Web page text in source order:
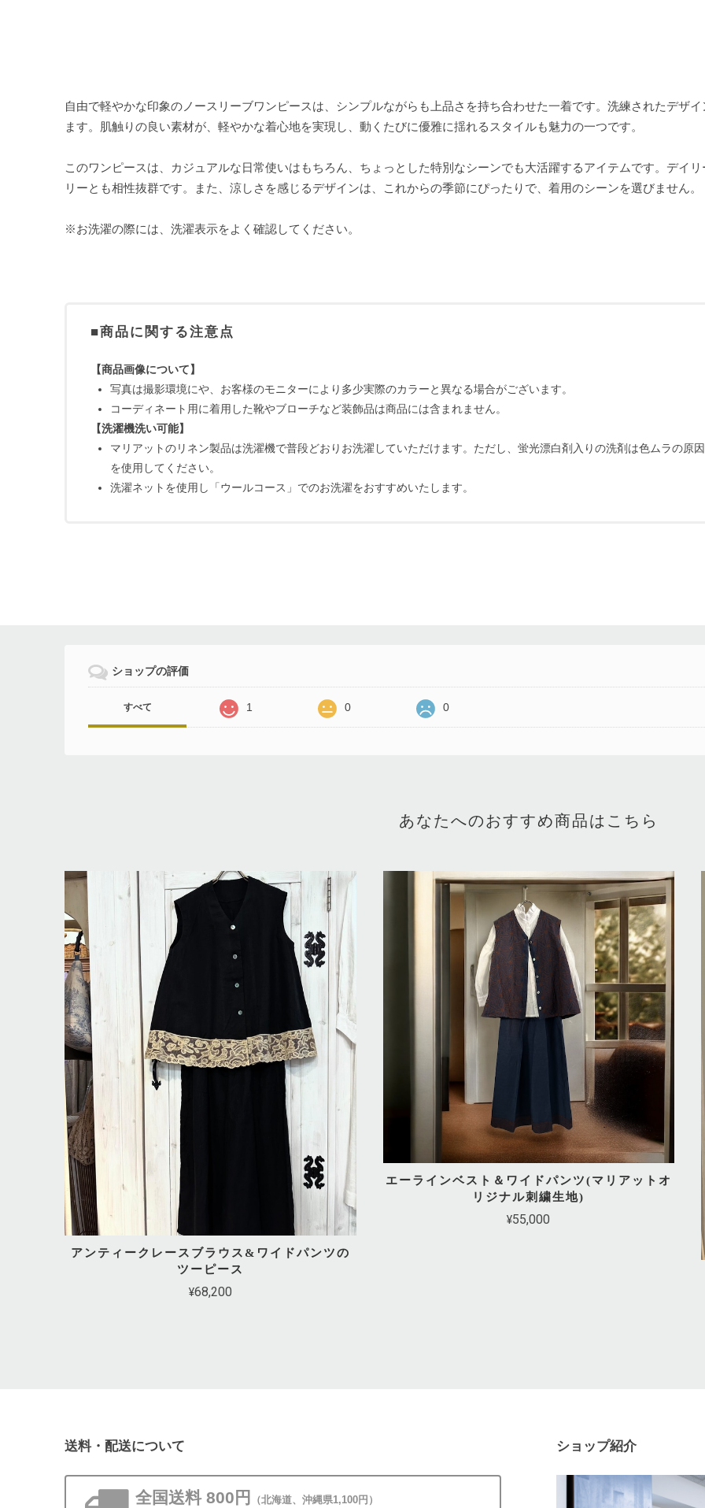
自由で軽やかな印象のノースリーブワンピースは、シンプルながらも上品さを持ち合わせた一着です。洗練されたデザ
ます。肌触りの良い素材が、軽やかな着心地を実現し、動くたびに優雅に揺れるスタイルも魅力の一つです。
このワンピースは、カジュアルな日常使いはもちろん、ちょっとした特別なシーンでも大活躍するアイテムです。デイ
リーとも相性抜群です。また、涼しさを感じるデザインは、これからの季節にぴったりで、着用のシーンを選びません。
※お洗濯の際には、洗濯表示をよく確認してください。
■商品に関する注意点
【商品画像について】
写真は撮影環境にや、お客様のモニターにより多少実際のカラーと異なる場合がございます。
コーディネート用に着用した靴やブローチなど装飾品は商品には含まれません。
【洗濯機洗い可能】
マリアットのリネン製品は洗濯機で普段どおりお洗濯していただけます。ただし、蛍光漂白剤入りの洗剤は色ムラの原
を使用してください。
洗濯ネットを使用し「ウールコース」でのお洗濯をおすすめいたします。
ショップの評価
すべて 1 0 0
あなたへのおすすめ商品はこちら
アンティークレースブラウス&ワイドパンツの
ツーピース
¥68,200
エーラインベスト＆ワイドパンツ(マリアットオ
リジナル刺繍生地)
¥55,000
送料・配送について
全国送料 800円 （北海道、沖縄県1,100円）
ショップ紹介